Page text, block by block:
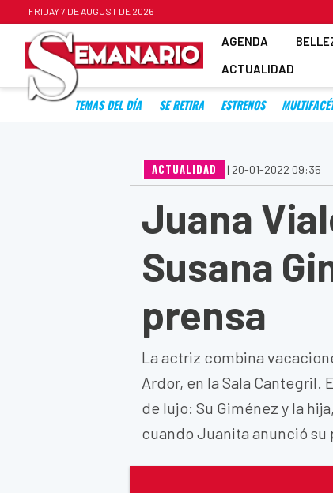
FRIDAY 7 DE AUGUST DE 2026
AGENDA
ACTUALIDAD
TEMAS DEL DÍA SE RETIRA ESTRENOS
ACTUALIDAD | 20-01-2022 09:35
Juana
Susana
prensa
La actriz combina
Ardor, en la Sala Cantegril.
de lujo: Su Giménez y la
cuando Juanita anunció su